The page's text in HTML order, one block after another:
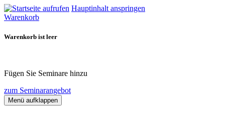
Hauptinhalt anspringen
Warenkorb
Warenkorb ist leer
Fügen Sie Seminare hinzu
zum Seminarangebot
Menü aufklappen